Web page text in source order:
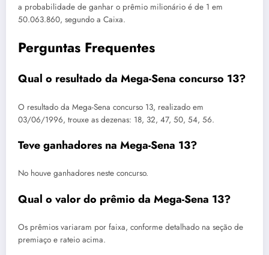
a probabilidade de ganhar o prêmio milionário é de 1 em
50.063.860, segundo a Caixa.
Perguntas Frequentes
Qual o resultado da Mega-Sena concurso 13?
O resultado da Mega-Sena concurso 13, realizado em
03/06/1996, trouxe as dezenas: 18, 32, 47, 50, 54, 56.
Teve ganhadores na Mega-Sena 13?
No houve ganhadores neste concurso.
Qual o valor do prêmio da Mega-Sena 13?
Os prêmios variaram por faixa, conforme detalhado na seção de
premiaço e rateio acima.